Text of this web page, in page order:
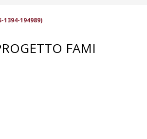
1394-194989)
FAMI